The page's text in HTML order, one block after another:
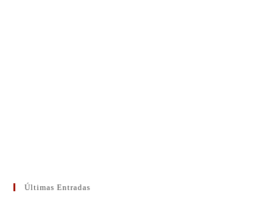
Últimas Entradas